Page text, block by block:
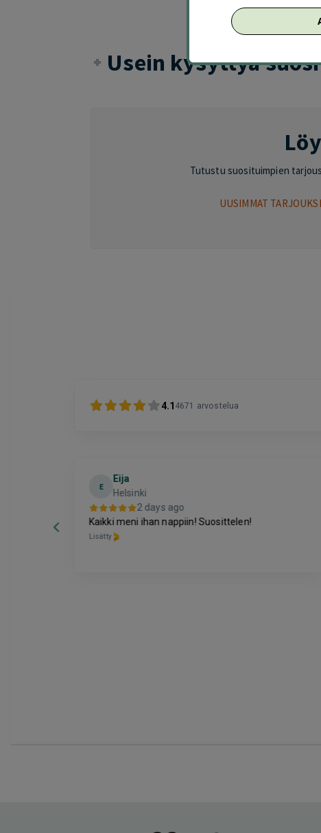
Usein kysyttyä
Tutustu suosituimpien
UUSIMMAT
4.1 4671 arvostelua
E
Eija
Helsinki
2 days ago
Kaikki meni ihan nappiin! Suosittelen!
Lisätty